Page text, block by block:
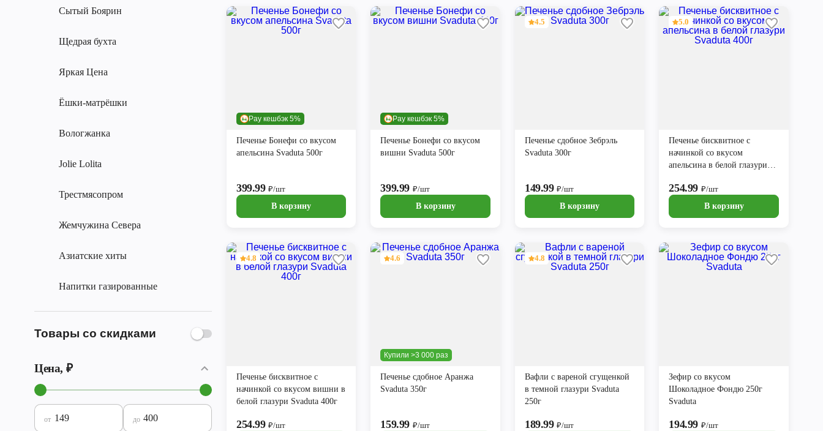
Сытый Боярин
Щедрая бухта
Яркая Цена
Ёшки-матрёшки
Вологжанка
Jolie Lolita
Трестмясопром
Жемчужина Севера
Азиатские хиты
Напитки газированные
Товары со скидками
Цена, ₽
от до
Pay кешбэк 5%
Печенье Бонефи со вкусом
апельсина Svaduta 500г
399.99₽/шт
В корзину
Pay кешбэк 5%
Печенье Бонефи со вкусом
вишни Svaduta 500г
399.99 ₽/шт
В корзину
4.5
Печенье сдобное Зебрэль
Svaduta 300г
149.99₽/шт
В корзину
5.0
Печенье бисквитное с
начинкой со вкусом
апельсина в белой глазури
254.99 ₽/шт
В корзину
4.8
Печенье бисквитное с
начинкой со вкусом вишни в
белой глазури Svaduta 400г
254.99₽/шт
Купили >3 000 раз
4.6
Печенье сдобное Аранжа
Svaduta 350г
159.99 ₽/шт
4.8
Вафли с вареной сгущенкой
в темной глазури Svaduta
250г
189.99₽/шт
Зефир со вкусом
Шоколадное Фондю 250г
Svaduta
194.99 ₽/шт